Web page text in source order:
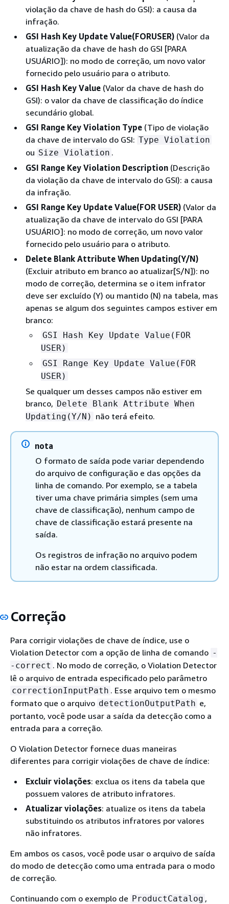
violação da chave de hash do GSI): a causa da
infração.
GSI Hash Key Update Value(FORUSER) (Valor da
atualização da chave de hash do GSI [PARA
USUÁRIO]): no modo de correção, um novo valor
fornecido pelo usuário para o atributo.
GSI Hash Key Value (Valor da chave de hash do
GSI): o valor da chave de classificação do índice
secundário global.
GSI Range Key Violation Type (Tipo de violação
da chave de intervalo do GSI: Type Violation
ou Size Violation .
GSI Range Key Violation Description (Descrição
da violação da chave de intervalo do GSI): a causa
da infração.
GSI Range Key Update Value(FOR USER) (Valor da
atualização da chave de intervalo do GSI [PARA
USUÁRIO]: no modo de correção, um novo valor
fornecido pelo usuário para o atributo.
Delete Blank Attribute When Updating(Y/N)
(Excluir atributo em branco ao atualizar[S/N]): no
modo de correção, determina se o item infrator
deve ser excluído (Y) ou mantido (N) na tabela, mas
apenas se algum dos seguintes campos estiver em
branco:
GSI Hash Key Update Value(FOR
USER)
GSI Range Key Update Value(FOR
USER)
Se qualquer um desses campos não estiver em
branco, Delete Blank Attribute When
Updating(Y/N) não terá efeito.
nota
O formato de saída pode variar dependendo
do arquivo de configuração e das opções da
linha de comando. Por exemplo, se a tabela
tiver uma chave primária simples (sem uma
chave de classificação), nenhum campo de
chave de classificação estará presente na
saída.
Os registros de infração no arquivo podem
não estar na ordem classificada.
Correção
Para corrigir violações de chave de índice, use o
Violation Detector com a opção de linha de comando -
-correct . No modo de correção, o Violation Detector
lê o arquivo de entrada especificado pelo parâmetro
correctionInputPath . Esse arquivo tem o mesmo
formato que o arquivo detectionOutputPath e,
portanto, você pode usar a saída da detecção como a
entrada para a correção.
O Violation Detector fornece duas maneiras
diferentes para corrigir violações de chave de índice:
Excluir violações: exclua os itens da tabela que
possuem valores de atributo infratores.
Atualizar violações: atualize os itens da tabela
substituindo os atributos infratores por valores
não infratores.
Em ambos os casos, você pode usar o arquivo de saída
do modo de detecção como uma entrada para o modo
de correção.
Continuando com o exemplo de ProductCatalog ,